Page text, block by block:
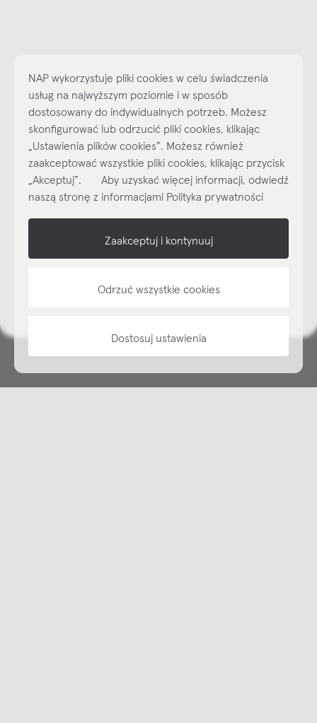
Najlepsze inspiracje i promocje na wyciągnięcie ręki, zapisz się już
dzisiaj do naszego cyklicznego newslettera!
SubskrybujNEWSLETTER
NAP
NAP wykorzystuje pliki cookies w celu świadczenia
usług na najwyższym poziomie i w sposób
dostosowany do indywidualnych potrzeb. Możesz
skonfigurować lub odrzucić pliki cookies, klikając
„Ustawienia plików cookies”. Możesz również
zaakceptować wszystkie pliki cookies, klikając przycisk
„Akceptuj”. Aby uzyskać więcej informacji, odwiedź
naszą stronę z informacjami Polityka prywatności
Zaakceptuj i kontynuuj
Odrzuć wszystkie cookies
Dostosuj ustawienia